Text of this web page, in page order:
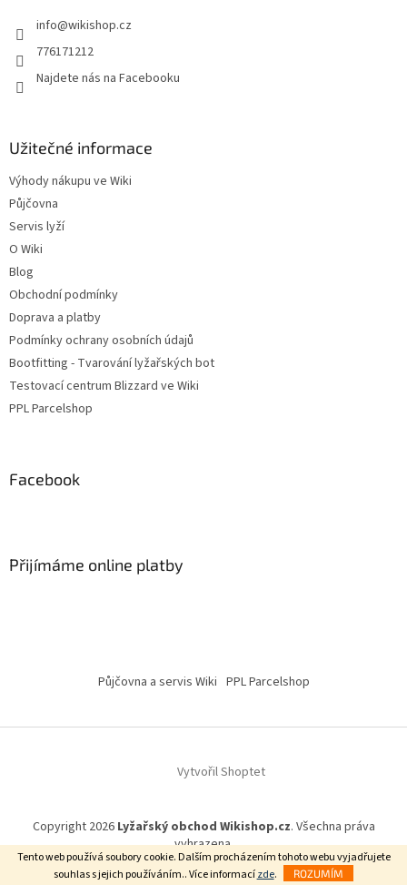
Tento web používá soubory cookie. Dalším procházením tohoto webu vyjadřujete
souhlas s jejich používáním.. Více informacízde. ROZUMÍM
info@wikishop.cz
776171212
Najdete nás na Facebooku
Užitečné informace
Výhody nákupu ve Wiki
Půjčovna
Servis lyží
O Wiki
Blog
Obchodní podmínky
Doprava a platby
Podmínky ochrany osobních údajů
Bootfitting - Tvarování lyžařských bot
Testovací centrum Blizzard ve Wiki
PPL Parcelshop
Facebook
Přijímáme online platby
Půjčovna a servis Wiki PPL Parcelshop
Vytvořil Shoptet
Copyright 2026 Lyžařský obchod Wikishop.cz. Všechna práva
vyhrazena.